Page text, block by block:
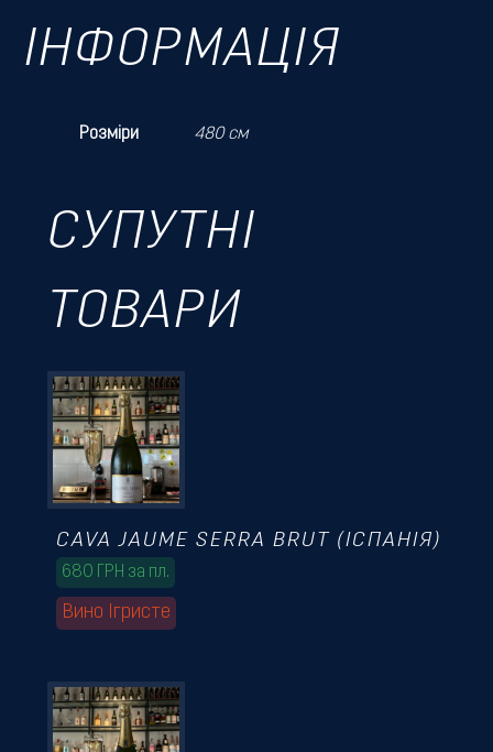
ІНФОРМАЦІЯ
Розміри 480 см
СУПУТНІ
ТОВАРИ
Вино Ігристе
CAVA JAUME SERRA BRUT (ІСПАНІЯ)
680 ГРН за пл.